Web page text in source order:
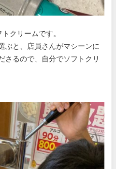
クリームです。
ぶと、店員さんがマシーンに
さるので、自分でソフトクリ